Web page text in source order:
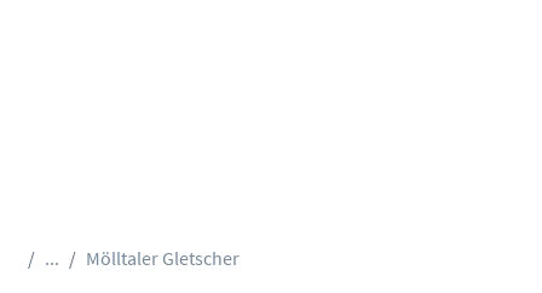
... Mölltaler Gletscher